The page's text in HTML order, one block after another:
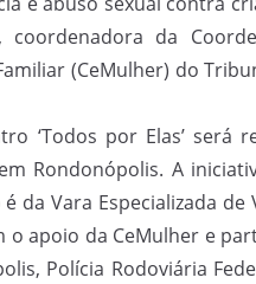
da
(CeMulher) do
‘Todos por Elas’ será
Rondonópolis. A
da Vara Especializada
apoio da CeMulher e
Polícia Rodoviária